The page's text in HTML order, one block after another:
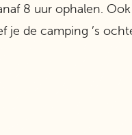
8 uur ophalen.
je de camping ’s